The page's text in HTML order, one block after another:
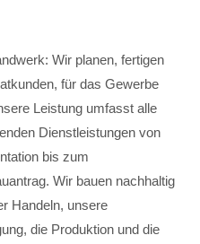
Wir planen, fertigen
für das Gewerbe
Leistung umfasst alle
Dienstleistungen von
bis zum
Wir bauen nachhaltig
Handeln, unsere
die Produktion und die